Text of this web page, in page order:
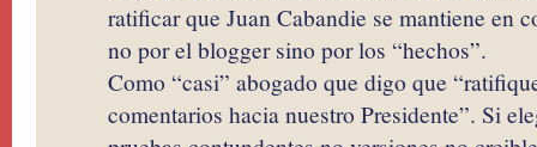
ratificar que Juan Cabandie se mantiene en
no por el blogger sino por los “hechos”.
Como “casi” abogado que digo que
comentarios hacia nuestro Presidente”. Si